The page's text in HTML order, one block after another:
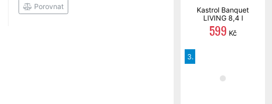
Porovnat
Kastrol Banquet
LIVING 8,4 l
599 Kč
3.